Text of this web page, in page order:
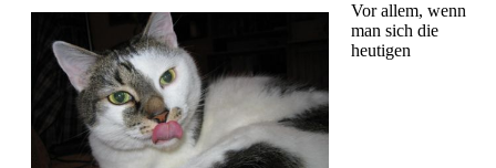
Vor allem, wenn
man sich die
heutigen